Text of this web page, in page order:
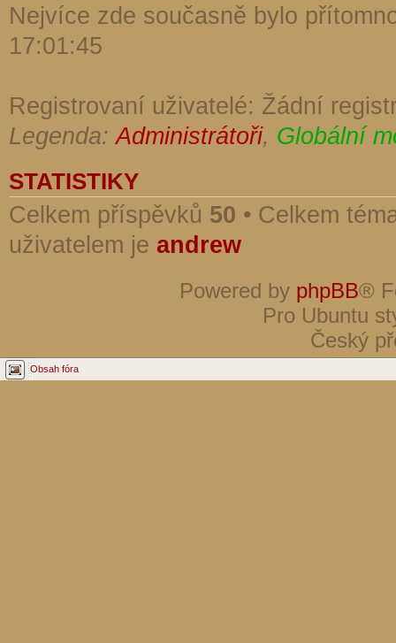
Nejvíce zde současně bylo
17:01:45
Registrovaní uživatelé: Žádní
Legenda:Administrátoři, Globální
STATISTIKY
Celkem příspěvků 50 • Celkem
uživatelem je andrew
Powered by phpBB®
Pro Ubuntu
Český
Obsah fóra